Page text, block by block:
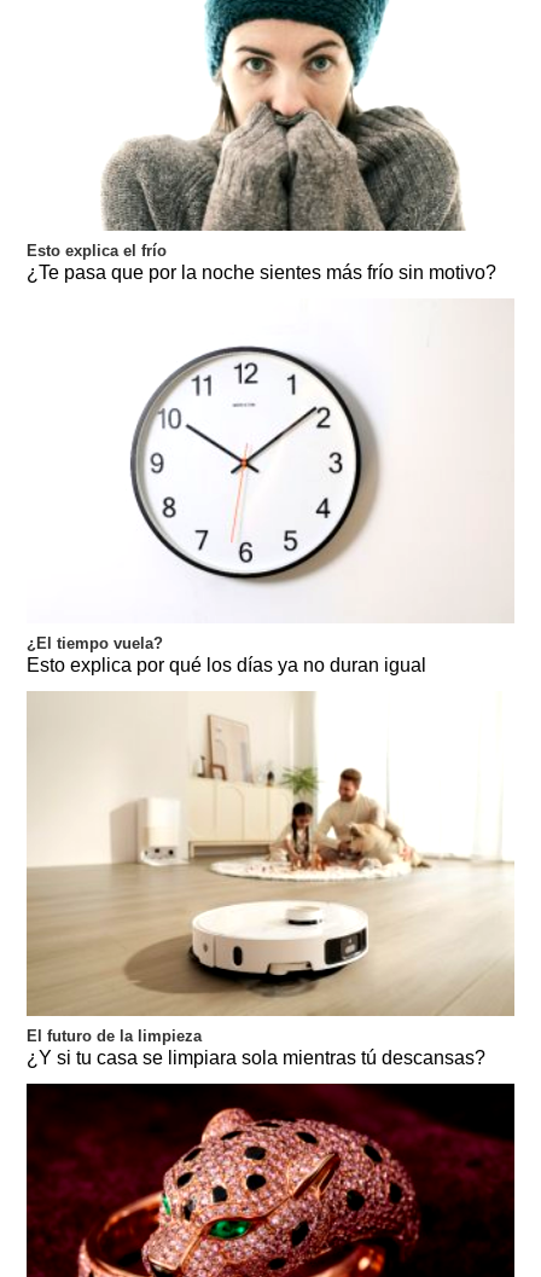
Esto explica el frío
¿Te pasa que por la noche sientes más frío sin motivo?
¿El tiempo vuela?
Esto explica por qué los días ya no duran igual
El futuro de la limpieza
¿Y si tu casa se limpiara sola mientras tú descansas?